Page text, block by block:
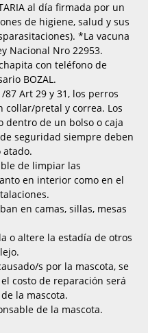
al día firmada por un
de higiene, salud y sus
*La vacuna
Nacional Nro 22953.
con teléfono de
BOZAL.
Art 29 y 31, los perros
pretal y correa. Los
dentro de un bolso o caja
seguridad siempre deben
atado.
de limpiar las
en interior como en el
en camas, sillas, mesas
o altere la estadía de otros
s por la mascota, se
costo de reparación será
la mascota.
de la mascota.